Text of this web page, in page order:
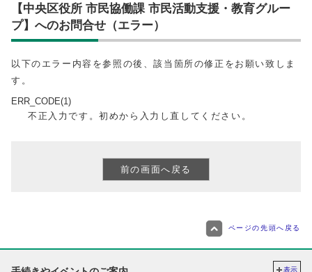
【中央区役所 市民協働課 市民活動支援・教育グルー
プ】へのお問合せ（エラー）
以下のエラー内容を参照の後、該当箇所の修正をお願い致しま
す。
ERR_CODE(1)
不正入力です。初めから入力し直してください。
ページの先頭へ戻る
表示